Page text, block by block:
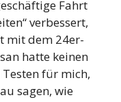
Fahrt
verbessert,
mit dem 24er-
hatte keinen
für mich,
sagen, wie